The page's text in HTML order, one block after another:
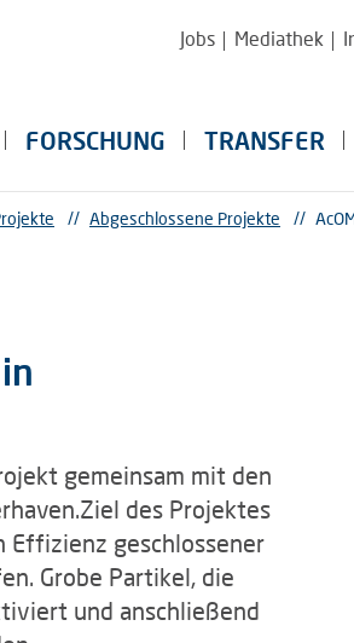
Jobs Mediathek
FORSCHUNG TRANSFER
// Abgeschlossene Projekte //
gemeinsam mit den
des Projektes
Effizienz geschlossener
Grobe Partikel, die
und anschließend